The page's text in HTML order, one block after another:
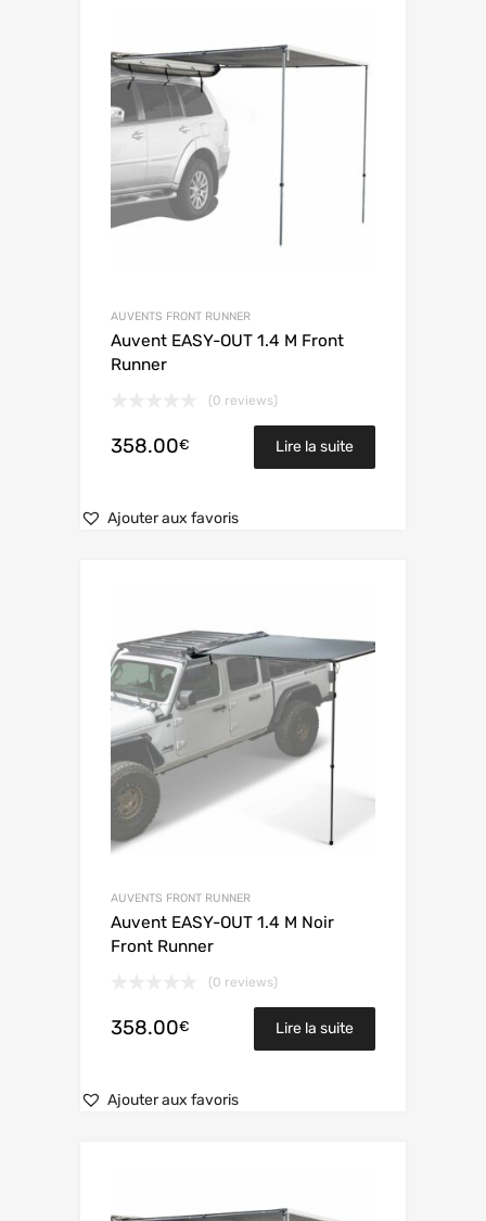
AUVENTS FRONT RUNNER
Auvent EASY-OUT 1.4 M Front
Runner
(0 reviews)
358.00€ Lire la suite
Ajouter aux favoris
AUVENTS FRONT RUNNER
Auvent EASY-OUT 1.4 M Noir
Front Runner
(0 reviews)
358.00€ Lire la suite
Ajouter aux favoris